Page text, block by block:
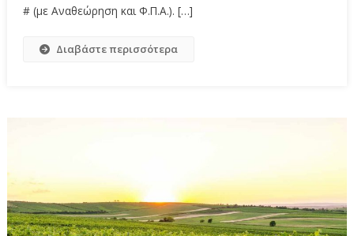
# (με Αναθεώρηση και Φ.Π.Α.). […]
Διαβάστε περισσότερα